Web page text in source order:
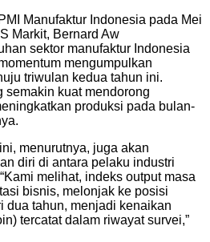
Manufaktur Indonesia pada Mei
Markit, Bernard Aw
sektor manufaktur Indonesia
mengumpulkan
triwulan kedua tahun ini.
semakin kuat mendorong
produksi pada bulan-
menurutnya, juga akan
diri di antara pelaku industri
melihat, indeks output masa
bisnis, melonjak ke posisi
dua tahun, menjadi kenaikan
tercatat dalam riwayat survei,”